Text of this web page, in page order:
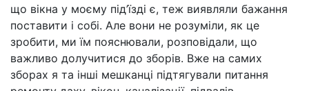
що вікна у моєму під’їзді є, теж виявляли бажання
поставити і собі. Але вони не розуміли, як це
зробити, ми їм пояснювали, розповідали, що
важливо долучитися до зборів. Вже на самих
зборах я та інші мешканці підтягували питання